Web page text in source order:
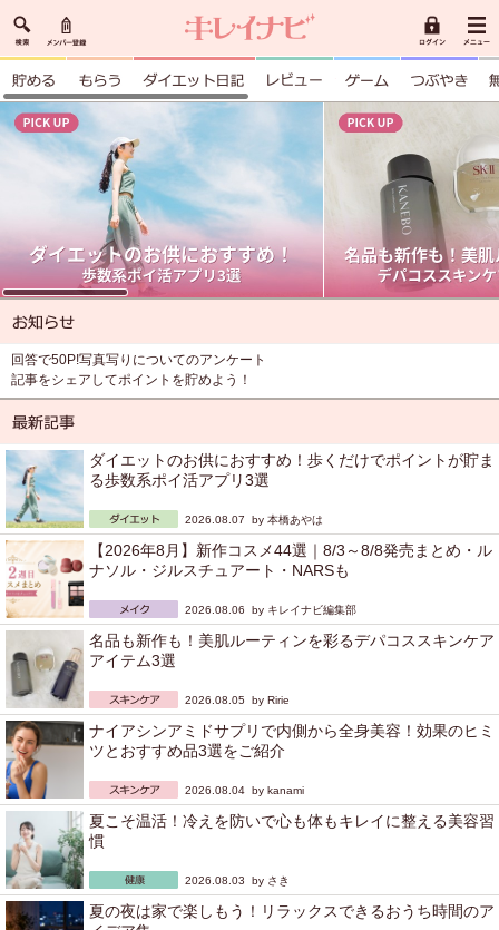
回答で50P!写真写りについてのアンケート
記事をシェアしてポイントを貯めよう！
ダイエットのお供におすすめ！歩くだけでポイントが貯ま
る歩数系ポイ活アプリ3選
2026.08.07 by 本橋あやは
【2026年8月】新作コスメ44選｜8/3～8/8発売まとめ・ル
ナソル・ジルスチュアート・NARSも
2026.08.06 by キレイナビ編集部
名品も新作も！美肌ルーティンを彩るデパコススキンケア
アイテム3選
2026.08.05 by Ririe
ナイアシンアミドサプリで内側から全身美容！効果のヒミ
ツとおすすめ品3選をご紹介
2026.08.04 by kanami
夏こそ温活！冷えを防いで心も体もキレイに整える美容習
慣
2026.08.03 by さき
夏の夜は家で楽しもう！リラックスできるおうち時間のア